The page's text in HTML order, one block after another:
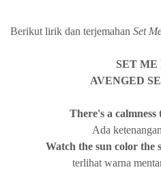
Berikut lirik dan terjemahan Set
SET ME
AVENGED
There's a
Ada
Watch the sun color the
terlihat warna